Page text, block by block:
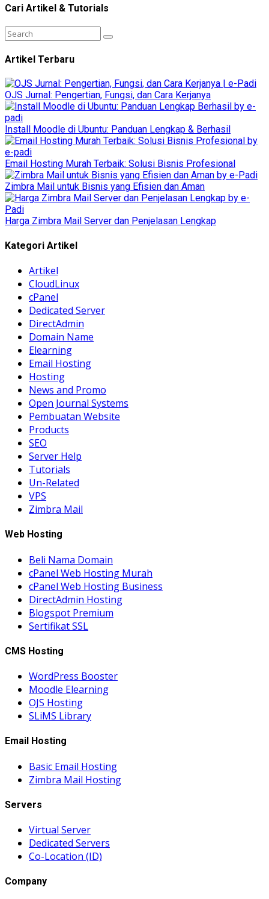
Cari Artikel & Tutorials
Artikel Terbaru
OJS Jurnal: Pengertian, Fungsi, dan Cara Kerjanya
Install Moodle di Ubuntu: Panduan Lengkap & Berhasil
Email Hosting Murah Terbaik: Solusi Bisnis Profesional
Zimbra Mail untuk Bisnis yang Efisien dan Aman
Harga Zimbra Mail Server dan Penjelasan Lengkap
Kategori Artikel
Artikel
CloudLinux
cPanel
Dedicated Server
DirectAdmin
Domain Name
Elearning
Email Hosting
Hosting
News and Promo
Open Journal Systems
Pembuatan Website
Products
SEO
Server Help
Tutorials
Un-Related
VPS
Zimbra Mail
Web Hosting
Beli Nama Domain
cPanel Web Hosting Murah
cPanel Web Hosting Business
DirectAdmin Hosting
Blogspot Premium
Sertifikat SSL
CMS Hosting
WordPress Booster
Moodle Elearning
OJS Hosting
SLiMS Library
Email Hosting
Basic Email Hosting
Zimbra Mail Hosting
Servers
Virtual Server
Dedicated Servers
Co-Location (ID)
Company